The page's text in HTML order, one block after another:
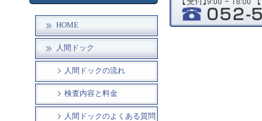
HOME
人間ドック
人間ドックの流れ
検査内容と料金
人間ドックのよくある質問